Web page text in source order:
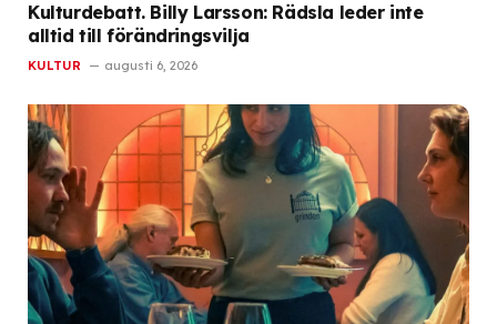
Kulturdebatt. Billy Larsson: Rädsla leder inte
alltid till förändringsvilja
KULTUR augusti 6, 2026